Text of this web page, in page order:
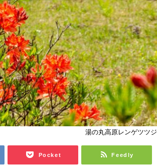
湯の丸高原レンゲツツジ
Pocket Feedly